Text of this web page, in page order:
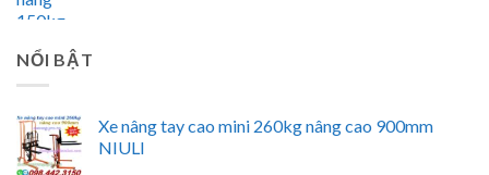
NỔI BẬT
Xe nâng tay cao mini 260kg nâng cao 900mm
NIULI